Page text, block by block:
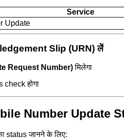
Service
Update
Slip (URN) लें
Request Number)मिलेगा
होगा
Number Update
status जानने के लिए: